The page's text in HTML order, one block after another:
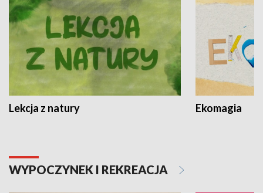
Lekcja z natury Ekomagia
WYPOCZYNEK I REKREACJA